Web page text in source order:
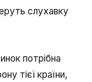
слухавку
потрібна
тієї країни,